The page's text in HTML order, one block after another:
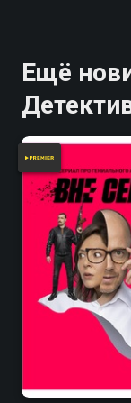
Ещё